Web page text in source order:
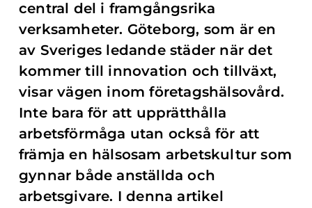
central del i framgångsrika
verksamheter. Göteborg, som är en
av Sveriges ledande städer när det
kommer till innovation och tillväxt,
visar vägen inom företagshälsovård.
Inte bara för att upprätthålla
arbetsförmåga utan också för att
främja en hälsosam arbetskultur som
gynnar både anställda och
arbetsgivare. I denna artikel